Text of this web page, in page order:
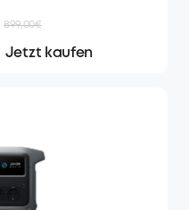
899,00€
Jetzt kaufen